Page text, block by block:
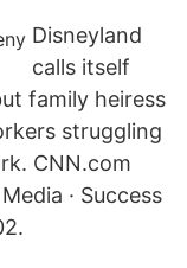
Disneyland
calls itself
family heiress
struggling
CNN.com
· Success